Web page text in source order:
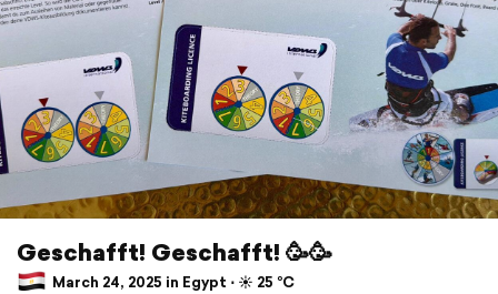
Geschafft! Geschafft! 🥳🥳
March 24, 2025 in Egypt ⋅ ☀️ 25 °C